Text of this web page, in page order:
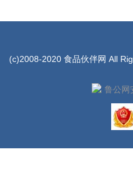
(c)2008-2020 食品伙伴网 All
鲁公网